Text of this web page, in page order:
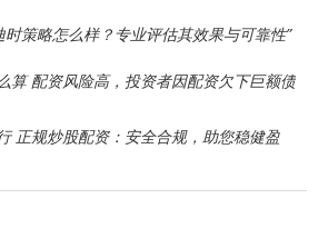
时策略怎么样？专业评估其效果与可靠性”
算 配资风险高，投资者因配资欠下巨额债
正规炒股配资：安全合规，助您稳健盈